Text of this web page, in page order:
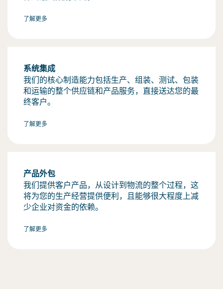
了解更多
系统集成
我们的核心制造能力包括生产、组装、测试、包装
和运输的整个供应链和产品服务，直接送达您的最
终客户。
了解更多
产品外包
我们提供客户产品，从设计到物流的整个过程，这
将为您的生产经营提供便利，且能够很大程度上减
少企业对资金的依赖。
了解更多